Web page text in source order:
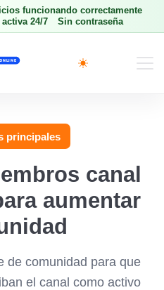
funcionando correctamente
activa 24/7 Sin contraseña
Toggle theme
principales
canal
aumentar
de comunidad para que
el canal como activo